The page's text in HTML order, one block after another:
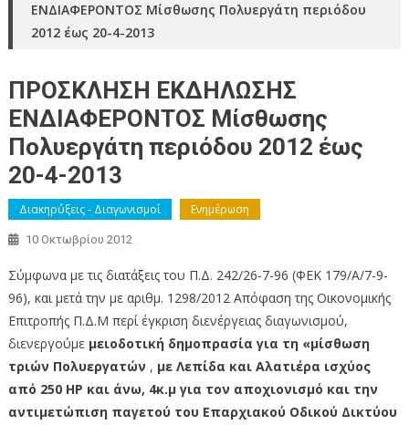
ΕΝΔΙΑΦΕΡΟΝΤΟΣ Μίσθωσης Πολυεργάτη περιόδου
2012 έως 20-4-2013
ΠΡΟΣΚΛΗΣΗ ΕΚΔΗΛΩΣΗΣ
ΕΝΔΙΑΦΕΡΟΝΤΟΣ Μίσθωσης
Πολυεργάτη περιόδου 2012 έως
20-4-2013
Διακηρύξεις - Διαγωνισμοί Ενημέρωση
10 Οκτωβρίου 2012
Σύμφωνα με τις διατάξεις του Π.Δ. 242/26-7-96 (ΦΕΚ 179/Α/7-9-
96), και μετά την με αριθμ. 1298/2012 Απόφαση της Οικονομικής
Επιτροπής Π.Δ.Μ περί έγκριση διενέργειας διαγωνισμού,
διενεργούμε μειοδοτική δημοπρασία για τη «μίσθωση
τριών Πολυεργατών , με Λεπίδα και Αλατιέρα ισχύος
από 250 ΗΡ και άνω, 4κ.μ για τον αποχιονισμό και την
αντιμετώπιση παγετού του Επαρχιακού Οδικού Δικτύου